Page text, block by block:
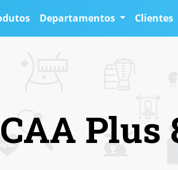
Departamentos Clientes
Plus